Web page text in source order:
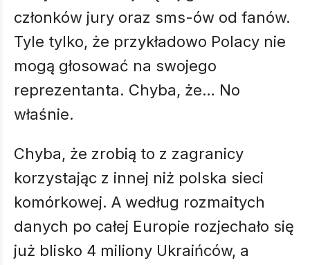
członków jury oraz sms-ów od fanów.
Tyle tylko, że przykładowo Polacy nie
mogą głosować na swojego
reprezentanta. Chyba, że… No
właśnie.
Chyba, że zrobią to z zagranicy
korzystając z innej niż polska sieci
komórkowej. A według rozmaitych
danych po całej Europie rozjechało się
już blisko 4 miliony Ukraińców, a